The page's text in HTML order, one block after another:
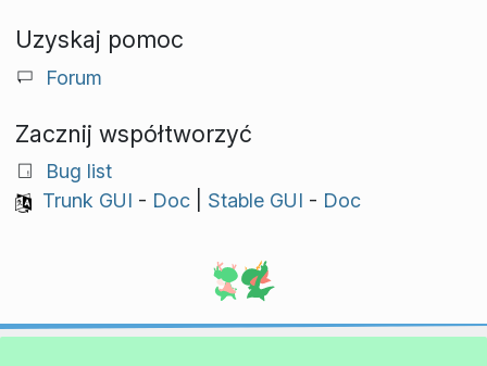
Uzyskaj pomoc
Forum
Zacznij współtworzyć
Bug list
Trunk GUI - Doc| Stable GUI - Doc